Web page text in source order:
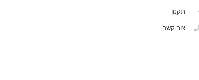
תקנון
צור קשר